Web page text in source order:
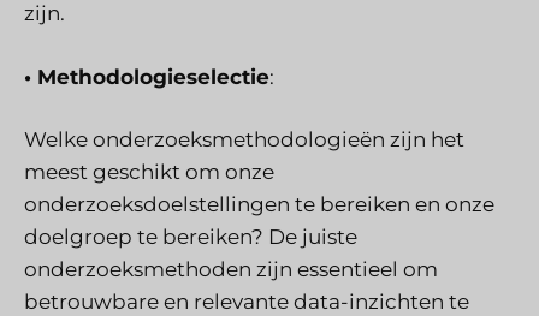
zijn.
• Methodologieselectie:
Welke onderzoeksmethodologieën zijn het
meest geschikt om onze
onderzoeksdoelstellingen te bereiken en onze
doelgroep te bereiken? De juiste
onderzoeksmethoden zijn essentieel om
betrouwbare en relevante data-inzichten te